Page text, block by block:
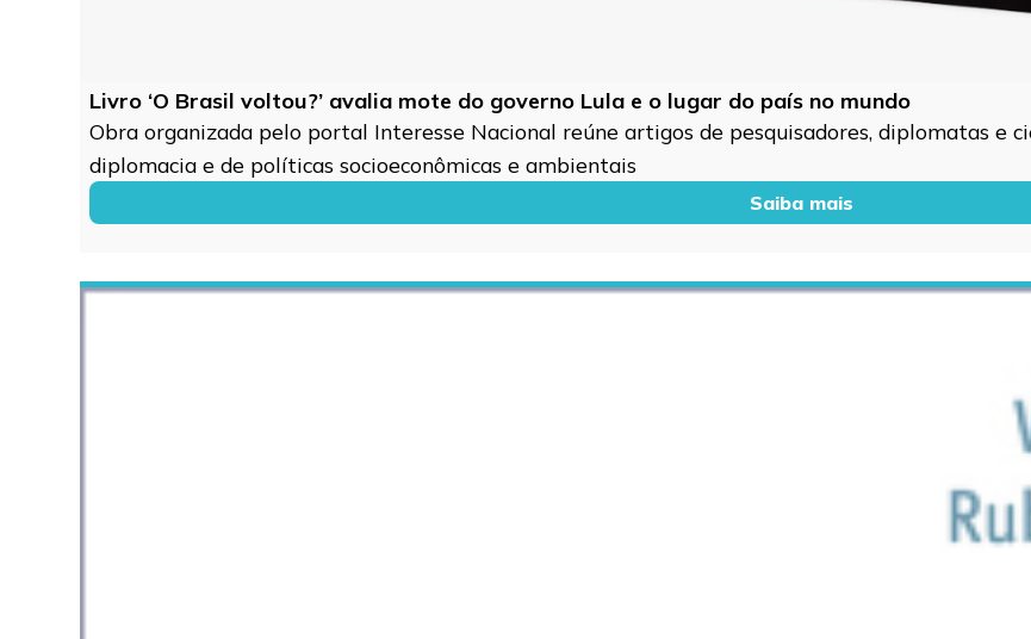
Livro ‘O Brasil voltou?’ avalia mote do governo Lula e o lugar do país no mundo
Obra organizada pelo portal Interesse Nacional reúne artigos de pesquisadores, diplomatas e
diplomacia e de políticas socioeconômicas e ambientais
Saiba mais